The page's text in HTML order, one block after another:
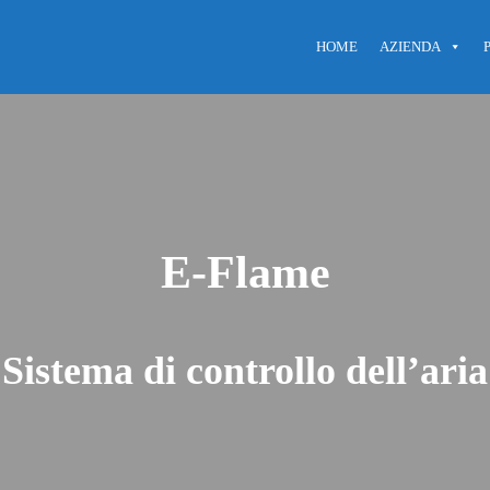
HOME AZIENDA
E-Flame
Sistema di controllo dell’aria